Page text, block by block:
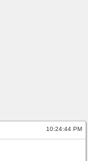
10:24:44 PM